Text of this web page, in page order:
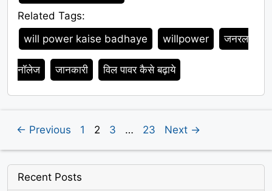
Related Tags:
Tags
will power kaise badhaye willpower जनरल
नॉलेज जानकारी विल पावर कैसे बढ़ाये
Posts
pagination
← Previous Page
1 Page
2 Page
3 … Page
23 Next →
Recent Posts